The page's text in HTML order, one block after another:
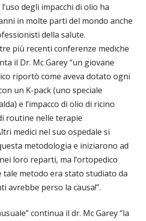
degli impacchi di olio ha
in molte parti del mondo anche
della salute.
più recenti conferenze mediche
il Dr. Mc Garey “un giovane
riportò come aveva dotato ogni
un K-pack (uno speciale
e l’impacco di olio di ricino
routine nelle terapie
medici nel suo ospedale si
metodologia e iniziarono ad
loro reparti, ma l’ortopedico
tale metodo era stato studiato da
avrebbe perso la causa!”.
continua il dr. Mc Garey “la